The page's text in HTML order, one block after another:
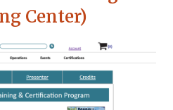
Center)